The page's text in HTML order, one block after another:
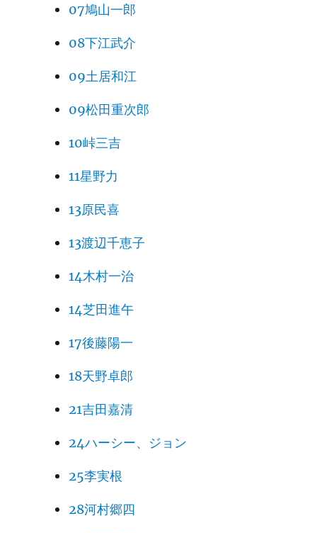
07鳩山一郎
08下江武介
09土居和江
09松田重次郎
10峠三吉
11星野力
13原民喜
13渡辺千恵子
14木村一治
14芝田進午
17後藤陽一
18天野卓郎
21吉田嘉清
24ハーシー、ジョン
25李実根
28河村郷四